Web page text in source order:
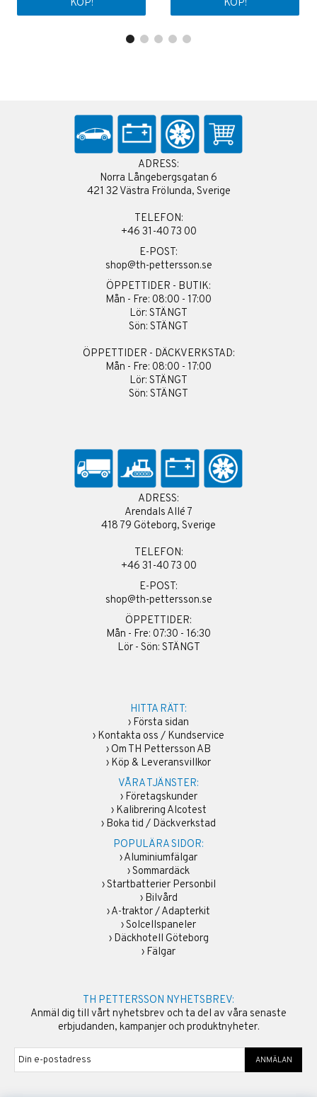
KÖP! KÖP!
ADRESS:
Norra Långebergsgatan 6
421 32 Västra Frölunda, Sverige
TELEFON:
+46 31-40 73 00
E-POST:
shop@th-pettersson.se
ÖPPETTIDER - BUTIK:
Mån - Fre: 08:00 - 17:00
Lör: STÄNGT
Sön: STÄNGT
ÖPPETTIDER - DÄCKVERKSTAD:
Mån - Fre: 08:00 - 17:00
Lör: STÄNGT
Sön: STÄNGT
ADRESS:
Arendals Allé 7
418 79 Göteborg, Sverige
TELEFON:
+46 31-40 73 00
E-POST:
shop@th-pettersson.se
ÖPPETTIDER:
Mån - Fre: 07:30 - 16:30
Lör - Sön: STÄNGT
HITTA RÄTT:
› Första sidan
› Kontakta oss / Kundservice
› Om TH Pettersson AB
› Köp & Leveransvillkor
VÅRA TJÄNSTER:
› Företagskunder
› Kalibrering Alcotest
› Boka tid / Däckverkstad
POPULÄRA SIDOR:
›Aluminiumfälgar
›Sommardäck
›Startbatterier Personbil
› Bilvård
›A-traktor / Adapterkit
›Solcellspaneler
› Däckhotell Göteborg
› Fälgar
TH PETTERSSON NYHETSBREV:
Anmäl dig till vårt nyhetsbrev och ta del av våra senaste
erbjudanden, kampanjer och produktnyheter.
ANMÄLAN